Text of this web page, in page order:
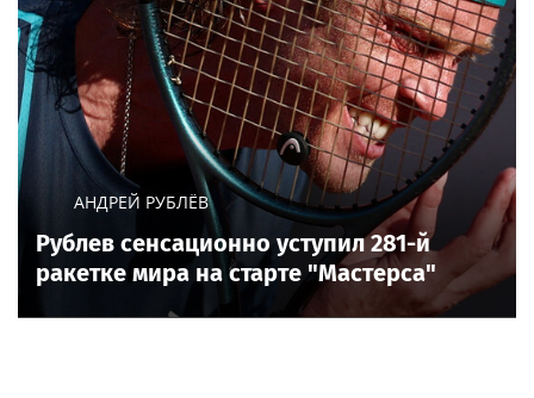
АНДРЕЙ РУБЛЁВ
Рублев сенсационно уступил 281-й
ракетке мира на старте "Мастерса"